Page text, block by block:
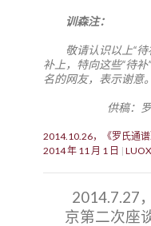
训森注：
敬请认识以上“
补上，特向这些“待
名的网友，表示谢意。
供稿：
2014.10.26，《罗氏通
2014 年 11 月 1 日
2014.7.27
京第二次座